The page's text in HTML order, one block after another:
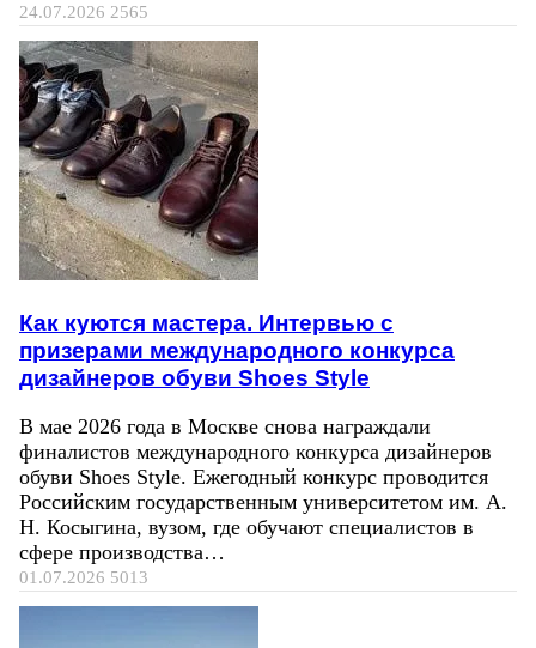
24.07.2026 2565
Как куются мастера. Интервью с
призерами международного конкурса
дизайнеров обуви Shoes Style
В мае 2026 года в Москве снова награждали
финалистов международного конкурса дизайнеров
обуви Shoes Style. Ежегодный конкурс проводится
Российским государственным университетом им. А.
Н. Косыгина, вузом, где обучают специалистов в
сфере производства…
01.07.2026 5013